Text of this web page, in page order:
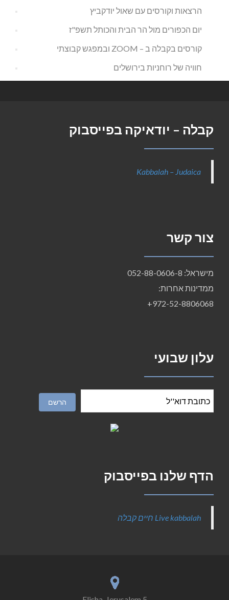
הרצאות וקורסים עם שאול יודקביץ
יום הכפורים מול הר הבית והכותל תשפ"ז
קורסים בקבלה ב – ZOOM ובמפגש קבוצתי
חוויה של רוחניות בירושלים
קבלה – יודאיקה בפייסבוק
Kabbalah – Judaica
צור קשר
מישראל: 052-88-0606-8
ממדינות אחרות:
972-52-8806068+
עלון שבועי
הדף שלנו בפייסבוק
‎Live kabbalah חיים קבלה‎